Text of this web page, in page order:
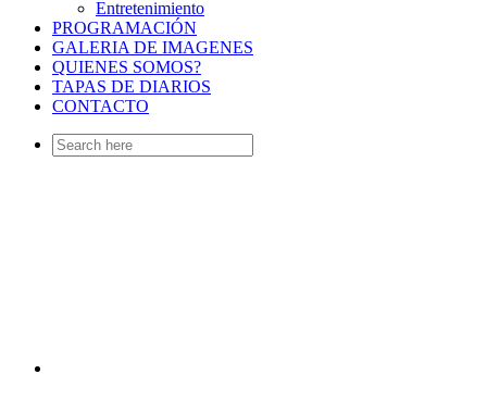
Entretenimiento
PROGRAMACIÓN
GALERIA DE IMAGENES
QUIENES SOMOS?
TAPAS DE DIARIOS
CONTACTO
Search
for: